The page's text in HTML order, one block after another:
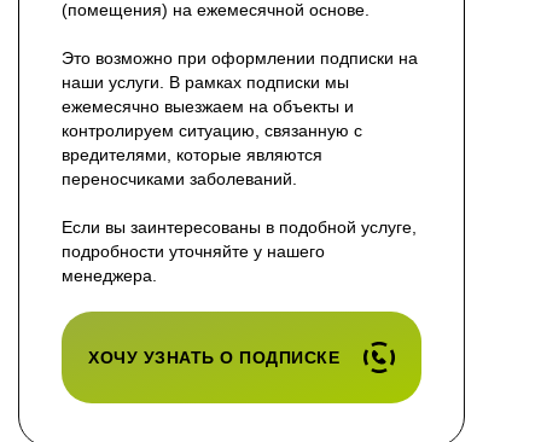
(помещения) на ежемесячной основе.
Это возможно при оформлении подписки на
наши услуги. В рамках подписки мы
ежемесячно выезжаем на объекты и
контролируем ситуацию, связанную с
вредителями, которые являются
переносчиками заболеваний.
Если вы заинтересованы в подобной услуге,
подробности уточняйте у нашего
менеджера.
ХОЧУ УЗНАТЬ О ПОДПИСКЕ